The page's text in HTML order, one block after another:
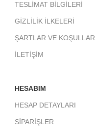
TESLİMAT BİLGİLERİ
GİZLİLİK İLKELERİ
ŞARTLAR VE KOŞULLAR
İLETİŞİM
HESABIM
HESAP DETAYLARI
SİPARİŞLER